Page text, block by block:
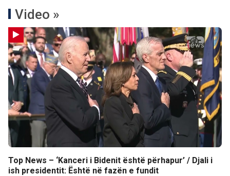
Video »
Top News – ‘Kanceri i Bidenit është përhapur’ / Djali i
ish presidentit: Është në fazën e fundit